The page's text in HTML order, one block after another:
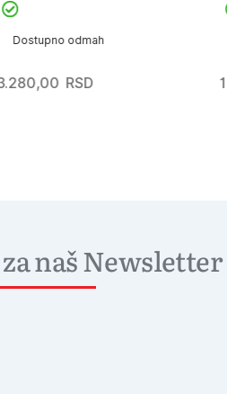
odmah
RSD
naš Newsletter